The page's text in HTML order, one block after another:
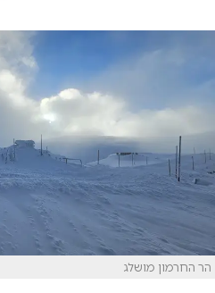
הר החרמון מושלג